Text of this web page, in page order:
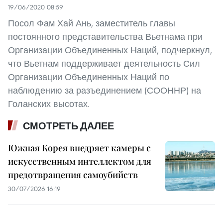
19/06/2020 08:59
Посол Фам Хай Ань, заместитель главы
постоянного представительства Вьетнама при
Организации Объединенных Наций, подчеркнул,
что Вьетнам поддерживает деятельность Сил
Организации Объединенных Наций по
наблюдению за разъединением (СООННР) на
Голанских высотах.
СМОТРЕТЬ ДАЛЕЕ
Южная Корея внедряет камеры с
искусственным интеллектом для
предотвращения самоубийств
30/07/2026 16:19